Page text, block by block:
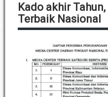
Kado akhir
Terbaik Nasional